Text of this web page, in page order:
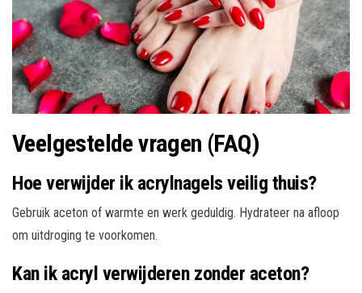
Veelgestelde vragen (FAQ)
Hoe verwijder ik acrylnagels veilig thuis?
Gebruik aceton of warmte en werk geduldig. Hydrateer na afloop
om uitdroging te voorkomen.
Kan ik acryl verwijderen zonder aceton?